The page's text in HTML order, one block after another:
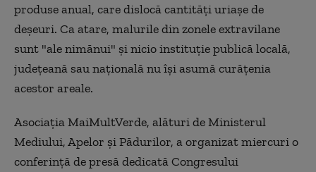
produse anual, care dislocă cantităţi uriaşe de
deşeuri. Ca atare, malurile din zonele extravilane
sunt "ale nimănui" şi nicio instituţie publică locală,
judeţeană sau naţională nu îşi asumă curăţenia
acestor areale.
Asociaţia MaiMultVerde, alături de Ministerul
Mediului, Apelor şi Pădurilor, a organizat miercuri o
conferinţă de presă dedicată Congresului